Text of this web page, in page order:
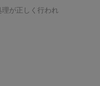
が正しく行われ